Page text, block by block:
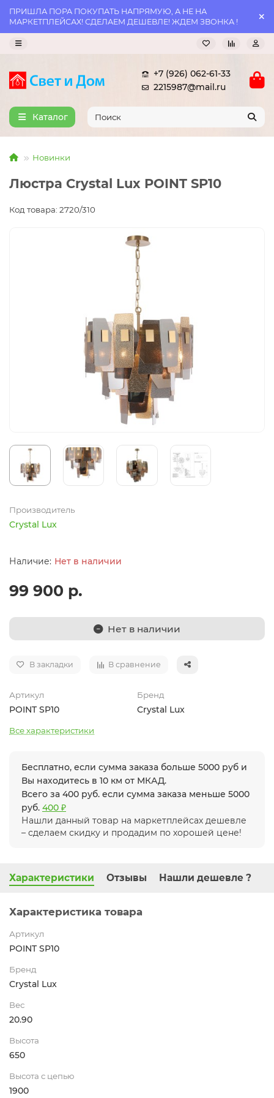
ПРИШЛА ПОРА ПОКУПАТЬ НАПРЯМУЮ, А НЕ НА
МАРКЕТПЛЕЙСАХ! СДЕЛАЕМ ДЕШЕВЛЕ! ЖДЕМ ЗВОНКА !
+7 (926) 062-61-33
2215987@mail.ru
Каталог
Новинки
Люстра Crystal Lux POINT SP10
Код товара: 2720/310
Производитель
Crystal Lux
Нет в наличии
99 900 р.
Нет в наличии
В закладки В сравнение
Артикул
POINT SP10
Бренд
Crystal Lux
Все характеристики
Бесплатно, если сумма заказа больше 5000 руб и
Вы находитесь в 10 км от МКАД.
Всего за 400 руб. если сумма заказа меньше 5000
руб. 400 ₽
Нашли данный товар на маркетплейсах дешевле
– сделаем скидку и продадим по хорошей цене!
Характеристики Отзывы Нашли дешевле ?
Характеристика товара
Артикул
POINT SP10
Бренд
Crystal Lux
Вес
20.90
Высота
650
Высота с цепью
1900